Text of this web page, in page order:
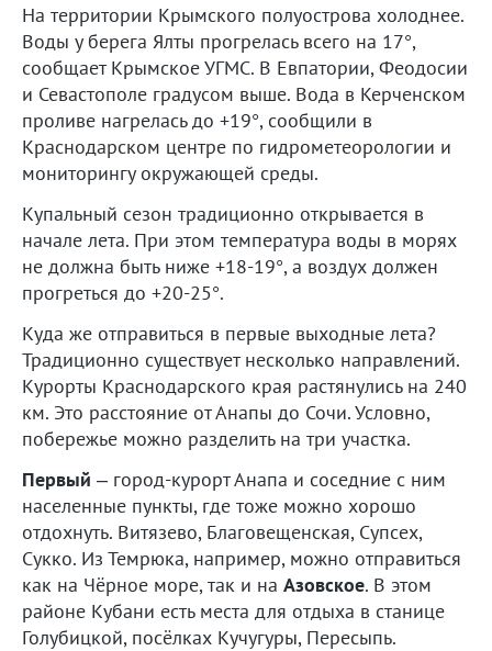
На территории Крымского полуострова холоднее.
Воды у берега Ялты прогрелась всего на 17°,
сообщает Крымское УГМС. В Евпатории, Феодосии
и Севастополе градусом выше. Вода в Керченском
проливе нагрелась до +19°, сообщили в
Краснодарском центре по гидрометеорологии и
мониторингу окружающей среды.
Купальный сезон традиционно открывается в
начале лета. При этом температура воды в морях
не должна быть ниже +18-19°, а воздух должен
прогреться до +20-25°.
Куда же отправиться в первые выходные лета?
Традиционно существует несколько направлений.
Курорты Краснодарского края растянулись на 240
км. Это расстояние от Анапы до Сочи. Условно,
побережье можно разделить на три участка.
Первый – город-курорт Анапа и соседние с ним
населенные пункты, где тоже можно хорошо
отдохнуть. Витязево, Благовещенская, Супсех,
Сукко. Из Темрюка, например, можно отправиться
как на Чёрное море, так и на Азовское. В этом
районе Кубани есть места для отдыха в станице
Голубицкой, посёлках Кучугуры, Пересыпь.